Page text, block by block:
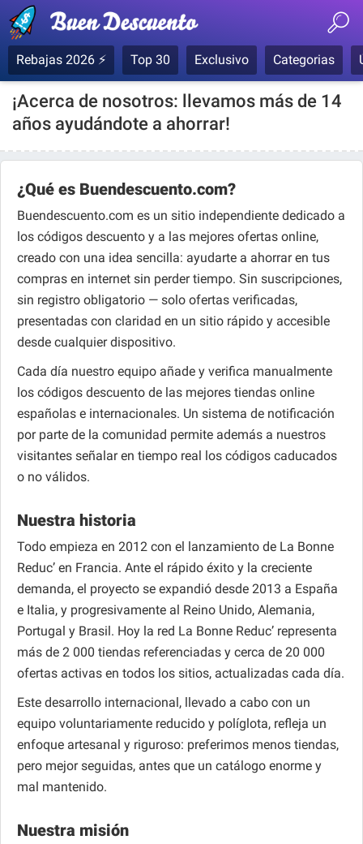
Rebajas 2026 ⚡ Top 30 Exclusivo Categorias
¡Acerca de nosotros: llevamos más de 14
años ayudándote a ahorrar!
¿Qué es Buendescuento.com?
Buendescuento.com es un sitio independiente dedicado a
los códigos descuento y a las mejores ofertas online,
creado con una idea sencilla: ayudarte a ahorrar en tus
compras en internet sin perder tiempo. Sin suscripciones,
sin registro obligatorio — solo ofertas verificadas,
presentadas con claridad en un sitio rápido y accesible
desde cualquier dispositivo.
Cada día nuestro equipo añade y verifica manualmente
los códigos descuento de las mejores tiendas online
españolas e internacionales. Un sistema de notificación
por parte de la comunidad permite además a nuestros
visitantes señalar en tiempo real los códigos caducados
o no válidos.
Nuestra historia
Todo empieza en 2012 con el lanzamiento de La Bonne
Reduc’ en Francia. Ante el rápido éxito y la creciente
demanda, el proyecto se expandió desde 2013 a España
e Italia, y progresivamente al Reino Unido, Alemania,
Portugal y Brasil. Hoy la red La Bonne Reduc’ representa
más de 2 000 tiendas referenciadas y cerca de 20 000
ofertas activas en todos los sitios, actualizadas cada día.
Este desarrollo internacional, llevado a cabo con un
equipo voluntariamente reducido y políglota, refleja un
enfoque artesanal y riguroso: preferimos menos tiendas,
pero mejor seguidas, antes que un catálogo enorme y
mal mantenido.
Nuestra misión